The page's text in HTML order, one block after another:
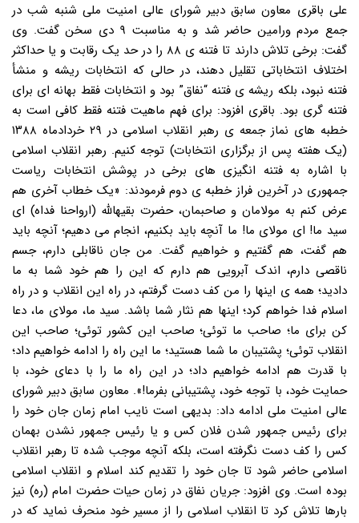
علی باقری معاون سابق دبیر شورای عالی امنیت ملی شنبه شب در
جمع مردم ورامین حاضر شد و به مناسبت ۹ دی سخن گفت. وی
گفت: برخی تلاش دارند تا فتنه ی ۸۸ را در حد یک رقابت و یا حداکثر
اختلاف انتخاباتی تقلیل دهند، در حالی که انتخابات ریشه و منشأ
فتنه نبود، بلکه ریشه ی فتنه “نفاق” بود و انتخابات فقط بهانه ای برای
فتنه گری بود. باقری افزود: برای فهم ماهیت فتنه فقط کافی است به
خطبه های نماز جمعه ی رهبر انقلاب اسلامی در ۲۹ خردادماه ۱۳۸۸
(یک هفته پس از برگزاری انتخابات) توجه کنیم. رهبر انقلاب اسلامی
با اشاره به فتنه انگیزی های برخی در پوشش انتخابات ریاست
جمهوری در آخرین فراز خطبه ی دوم فرمودند: «یک خطاب آخری هم
عرض کنم به مولامان و صاحبمان، حضرت بقیهالله (ارواحنا فداه) ای
سید ما! ای مولای ما! ما آنچه باید بکنیم، انجام می دهیم؛ آنچه باید
هم گفت، هم گفتیم و خواهیم گفت. من جان ناقابلی دارم، جسم
ناقصی دارم، اندک آبرویی هم دارم که این را هم خود شما به ما
دادید؛ همه ی اینها را من کف دست گرفتم، در راه این انقلاب و در راه
اسلام فدا خواهم کرد؛ اینها هم نثار شما باشد. سید ما، مولای ما، دعا
کن برای ما؛ صاحب ما توئی؛ صاحب این کشور توئی؛ صاحب این
انقلاب توئی؛ پشتیبان ما شما هستید؛ ما این راه را ادامه خواهیم داد؛
با قدرت هم ادامه خواهیم داد؛ در این راه ما را با دعای خود، با
حمایت خود، با توجه خود، پشتیبانی بفرما!». معاون سابق دبیر شورای
عالی امنیت ملی ادامه داد: بدیهی است نایب امام زمان جان خود را
برای رئیس جمهور شدن فلان کس و یا رئیس جمهور نشدن بهمان
کس را کف دست نگرفته است، بلکه آنچه موجب شده تا رهبر انقلاب
اسلامی حاضر شود تا جان خود را تقدیم کند اسلام و انقلاب اسلامی
بوده است. وی افزود: جریان نفاق در زمان حیات حضرت امام (ره) نیز
بارها تلاش کرد تا انقلاب اسلامی را از مسیر خود منحرف نماید که در